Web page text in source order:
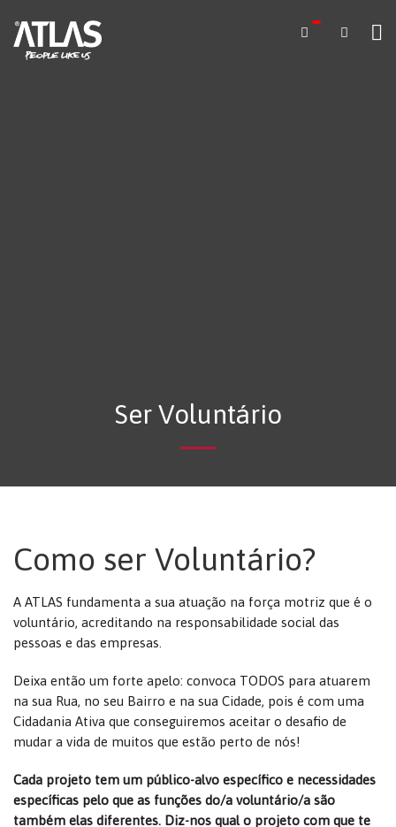
Ser Voluntário
Como ser Voluntário?
A ATLAS fundamenta a sua atuação na força motriz que é o
voluntário, acreditando na responsabilidade social das
pessoas e das empresas.
Deixa então um forte apelo: convoca TODOS para atuarem
na sua Rua, no seu Bairro e na sua Cidade, pois é com uma
Cidadania Ativa que conseguiremos aceitar o desafio de
mudar a vida de muitos que estão perto de nós!
Cada projeto tem um público-alvo específico e necessidades
específicas pelo que as funções do/a voluntário/a são
também elas diferentes. Diz-nos qual o projeto com que te